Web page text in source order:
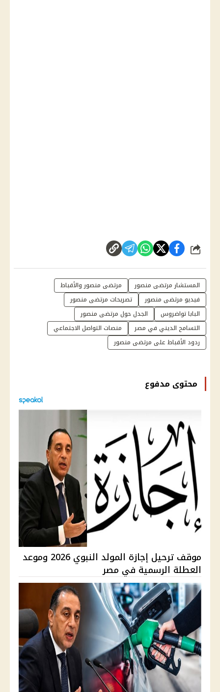
شارك
المستشار مرتضى منصور
مرتضى منصور والأقباط
فيديو مرتضى منصور
تصريحات مرتضى منصور
البابا تواضروس
الجدل حول مرتضى منصور
التسامح الديني في مصر
منصات التواصل الاجتماعي
ردود الأقباط على مرتضى منصور
محتوى مدفوع
موقف ترحيل إجازة المولد النبوي 2026 وموعد
العطلة الرسمية في مصر